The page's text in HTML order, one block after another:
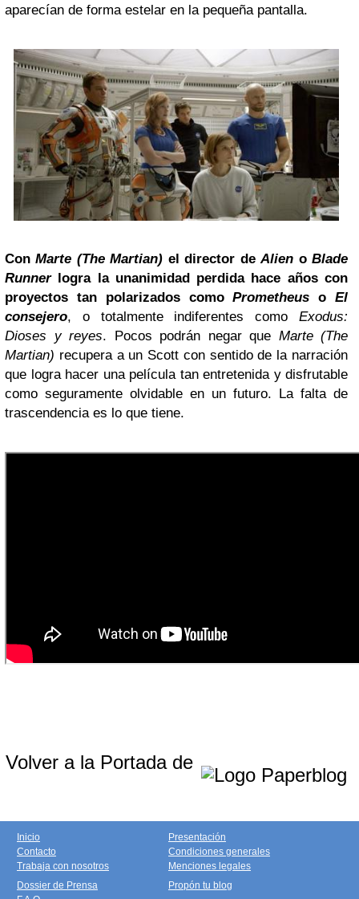
aparecían de forma estelar en la pequeña pantalla.
ConMarte (The Martian) el director deAlien oBlade
Runner
logra la unanimidad perdida hace años con
proyectos tan polarizados comoPrometheus oEl
consejero, o totalmente indiferentes como Exodus:
Dioses y reyes. Pocos podrán negar que Marte (The
Martian) recupera a un Scott con sentido de la narración
que logra hacer una película tan entretenida y disfrutable
como seguramente olvidable en un futuro. La falta de
trascendencia es lo que tiene.
Volver a la Portada de
Inicio
Contacto
Trabaja con nosotros
Presentación
Condiciones generales
Menciones legales
Dossier de Prensa
Propón tu blog